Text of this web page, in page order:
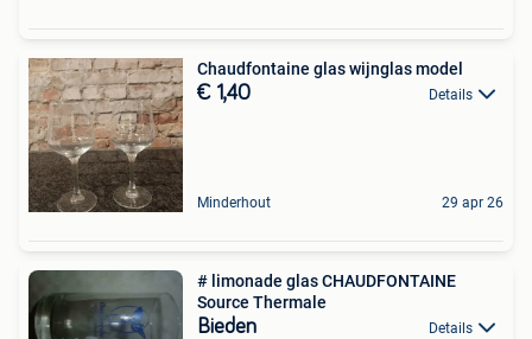
Chaudfontaine glas wijnglas model
€ 1,40 Details
Minderhout 29 apr 26
# limonade glas CHAUDFONTAINE
Source Thermale
Bieden Details